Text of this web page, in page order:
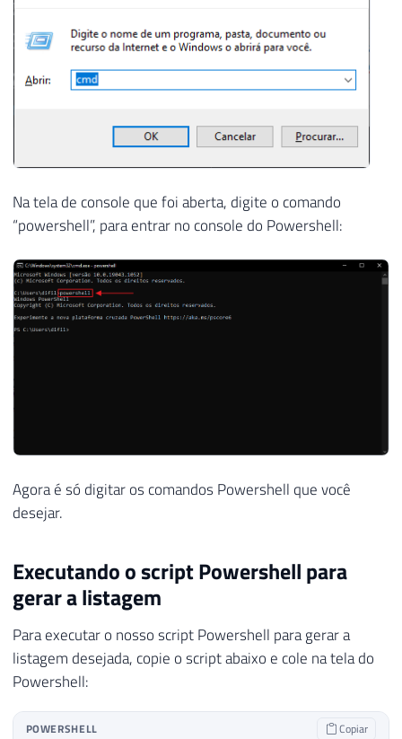
Na tela de console que foi aberta, digite o comando
“powershell”, para entrar no console do Powershell:
Agora é só digitar os comandos Powershell que você
desejar.
Executando o script Powershell para
gerar a listagem
Para executar o nosso script Powershell para gerar a
listagem desejada, copie o script abaixo e cole na tela do
Powershell:
POWERSHELL Copiar